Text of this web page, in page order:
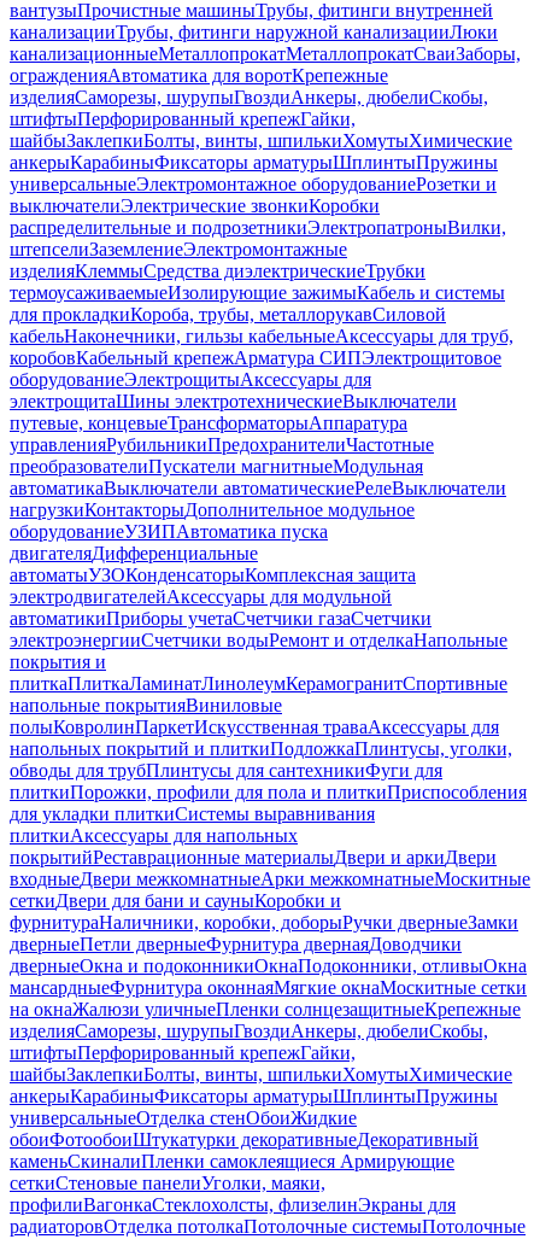
вантузыПрочистные машиныТрубы, фитинги внутренней
канализацииТрубы, фитинги наружной канализацииЛюки
канализационныеМеталлопрокатМеталлопрокатСваиЗаборы,
огражденияАвтоматика для воротКрепежные
изделияСаморезы, шурупыГвоздиАнкеры, дюбелиСкобы,
штифтыПерфорированный крепежГайки,
шайбыЗаклепкиБолты, винты, шпилькиХомутыХимические
анкерыКарабиныФиксаторы арматурыШплинтыПружины
универсальныеЭлектромонтажное оборудованиеРозетки и
выключателиЭлектрические звонкиКоробки
распределительные и подрозетникиЭлектропатроныВилки,
штепселиЗаземлениеЭлектромонтажные
изделияКлеммыСредства диэлектрическиеТрубки
термоусаживаемыеИзолирующие зажимыКабель и системы
для прокладкиКороба, трубы, металлорукавСиловой
кабельНаконечники, гильзы кабельныеАксессуары для труб,
коробовКабельный крепежАрматура СИПЭлектрощитовое
оборудованиеЭлектрощитыАксессуары для
электрощитаШины электротехническиеВыключатели
путевые, концевыеТрансформаторыАппаратура
управленияРубильникиПредохранителиЧастотные
преобразователиПускатели магнитныеМодульная
автоматикаВыключатели автоматическиеРелеВыключатели
нагрузкиКонтакторыДополнительное модульное
оборудованиеУЗИПАвтоматика пуска
двигателяДифференциальные
автоматыУЗОКонденсаторыКомплексная защита
электродвигателейАксессуары для модульной
автоматикиПриборы учетаСчетчики газаСчетчики
электроэнергииСчетчики водыРемонт и отделкаНапольные
покрытия и
плиткаПлиткаЛаминатЛинолеумКерамогранитСпортивные
напольные покрытияВиниловые
полыКовролинПаркетИскусственная траваАксессуары для
напольных покрытий и плиткиПодложкаПлинтусы, уголки,
обводы для трубПлинтусы для сантехникиФуги для
плиткиПорожки, профили для пола и плиткиПриспособления
для укладки плиткиСистемы выравнивания
плиткиАксессуары для напольных
покрытийРеставрационные материалыДвери и аркиДвери
входныеДвери межкомнатныеАрки межкомнатныеМоскитные
сеткиДвери для бани и сауныКоробки и
фурнитураНаличники, коробки, доборыРучки дверныеЗамки
дверныеПетли дверныеФурнитура двернаяДоводчики
дверныеОкна и подоконникиОкнаПодоконники, отливыОкна
мансардныеФурнитура оконнаяМягкие окнаМоскитные сетки
на окнаЖалюзи уличныеПленки солнцезащитныеКрепежные
изделияСаморезы, шурупыГвоздиАнкеры, дюбелиСкобы,
штифтыПерфорированный крепежГайки,
шайбыЗаклепкиБолты, винты, шпилькиХомутыХимические
анкерыКарабиныФиксаторы арматурыШплинтыПружины
универсальныеОтделка стенОбоиЖидкие
обоиФотообоиШтукатурки декоративныеДекоративный
каменьСкиналиПленки самоклеящиеся Армирующие
сеткиСтеновые панелиУголки, маяки,
профилиВагонкаСтеклохолсты, флизелинЭкраны для
радиаторовОтделка потолкаПотолочные системыПотолочные